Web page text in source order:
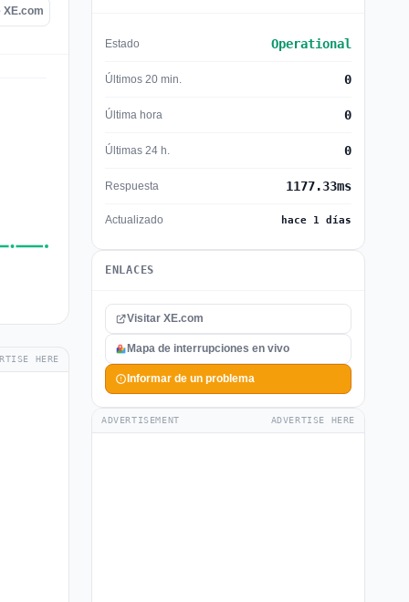
XE.com
HERE
Estado Operational
Últimos 20 min. 0
Última hora 0
Últimas 24 h. 0
Respuesta 1177.33ms
Actualizado hace 1 días
ENLACES
Visitar XE.com
Mapa de interrupciones en vivo
Informar de un problema
ADVERTISEMENT ADVERTISE HERE